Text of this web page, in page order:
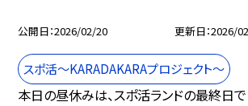
公開日 2026/02/20 更新日 2026/
スポ活～KARADAKARAプロジェクト～
本日の昼休みは、スポ活ランドの最終日